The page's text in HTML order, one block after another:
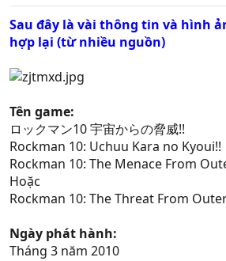
Sau đây là vài thông tin và hình
hợp lại (từ nhiều nguồn)
Tên game:
ロックマン10 宇宙からの脅威!!
Rockman 10: Uchuu Kara no Kyoui!!
Rockman 10: The Menace From
Hoặc
Rockman 10: The Threat From
Ngày phát hành:
Tháng 3 năm 2010